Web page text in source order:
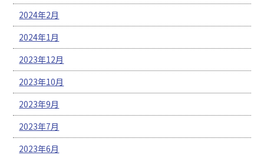
2024年2月
2024年1月
2023年12月
2023年10月
2023年9月
2023年7月
2023年6月